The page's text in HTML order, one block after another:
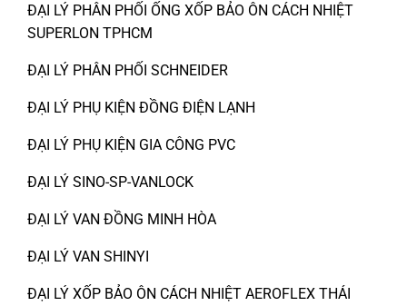
ĐẠI LÝ PHÂN PHỐI ỐNG XỐP BẢO ÔN CÁCH NHIỆT
SUPERLON TPHCM
ĐẠI LÝ PHÂN PHỐI SCHNEIDER
ĐẠI LÝ PHỤ KIỆN ĐỒNG ĐIỆN LẠNH
ĐẠI LÝ PHỤ KIỆN GIA CÔNG PVC
ĐẠI LÝ SINO-SP-VANLOCK
ĐẠI LÝ VAN ĐỒNG MINH HÒA
ĐẠI LÝ VAN SHINYI
ĐẠI LÝ XỐP BẢO ÔN CÁCH NHIỆT AEROFLEX THÁI